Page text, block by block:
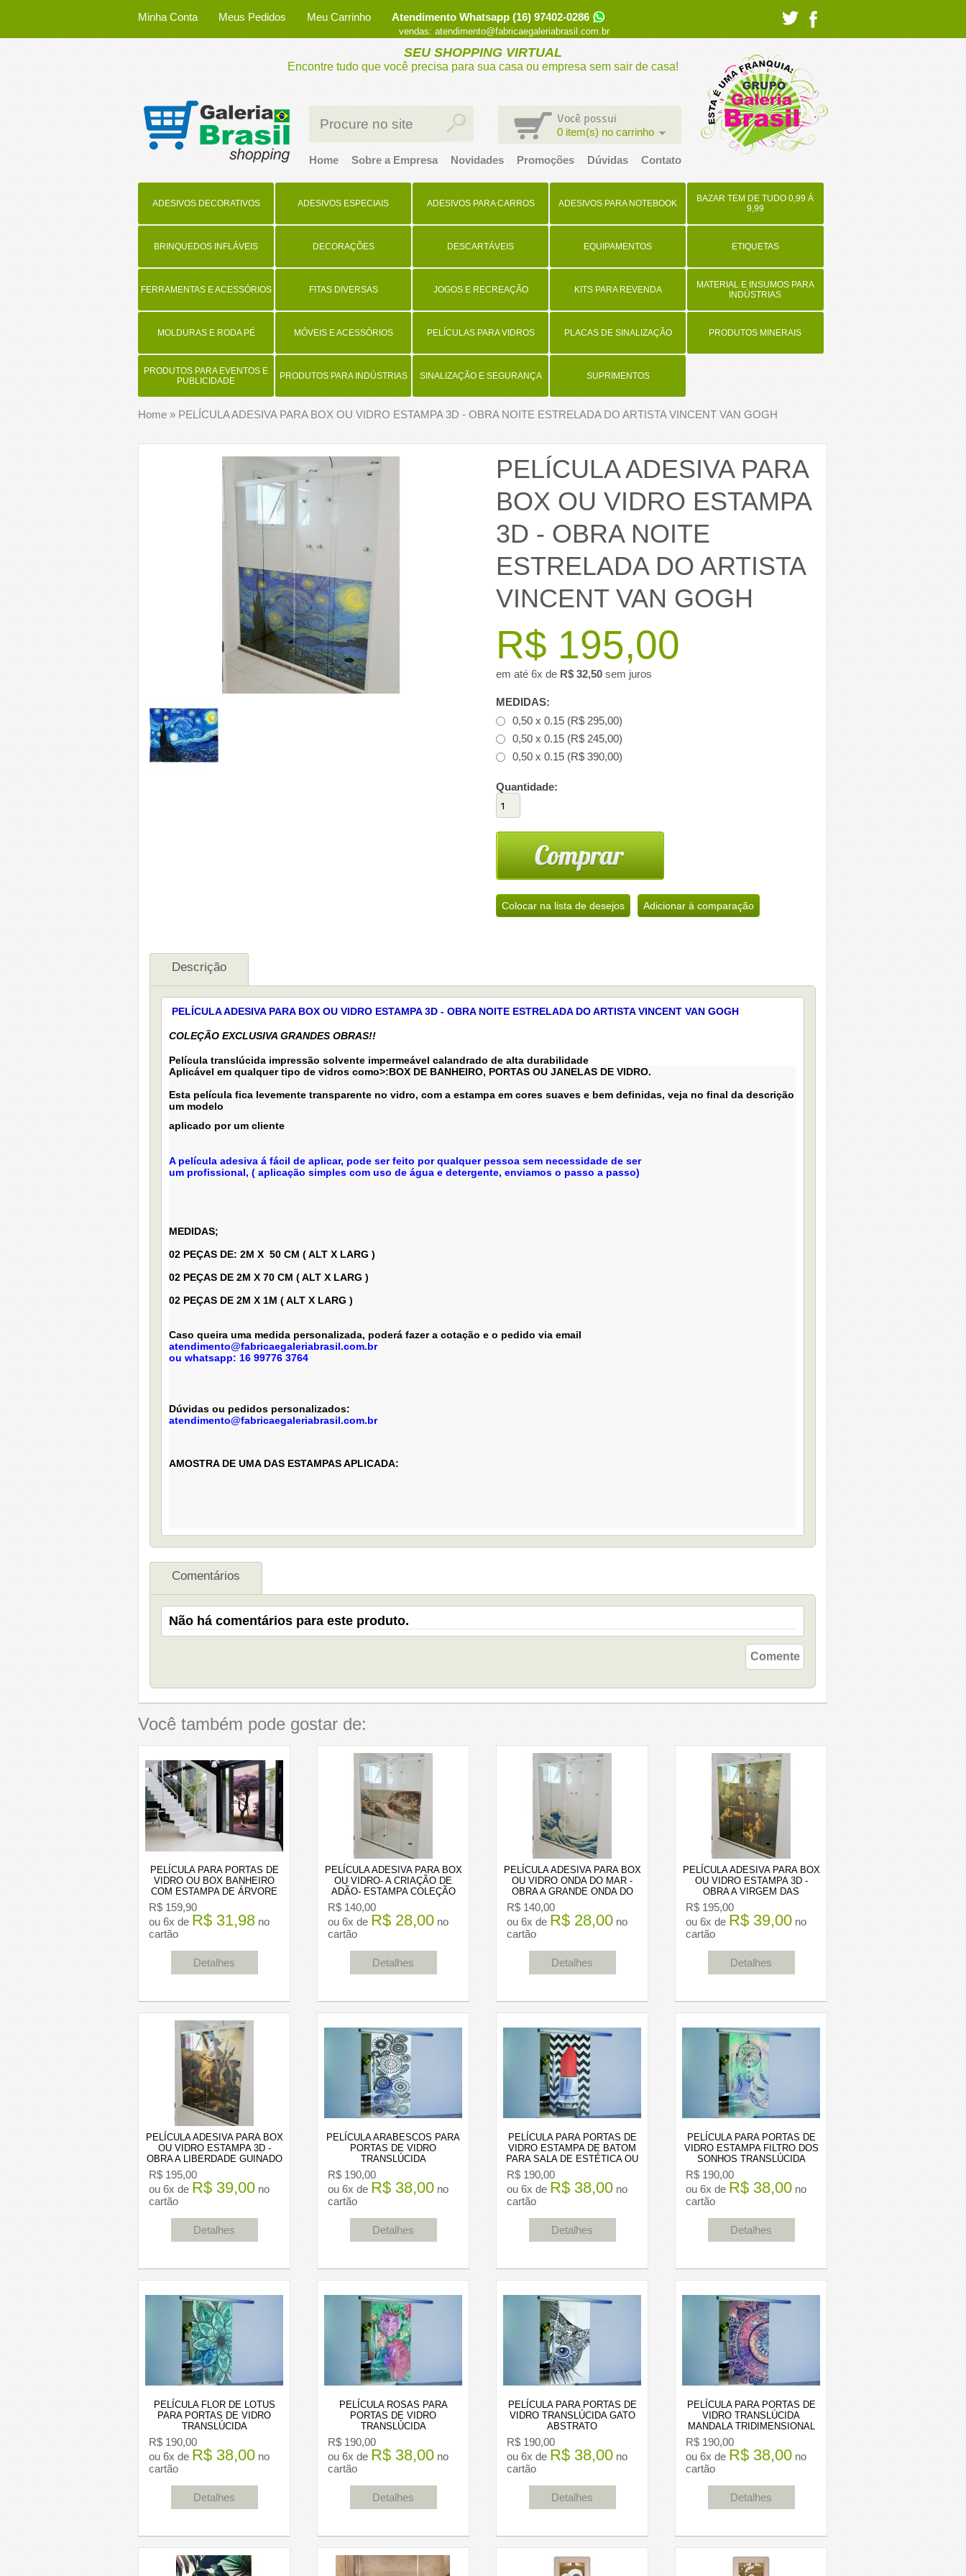
Minha Conta Meus Pedidos Meu Carrinho Atendimento Whatsapp (16) 97402-0286
vendas: atendimento@fabricaegaleriabrasil.com.br
SEU SHOPPING VIRTUAL
Encontre tudo que você precisa para sua casa ou empresa sem sair de casa!
Você possui
0 item(s) no carrinho
Home Sobre a Empresa Novidades Promoções Dúvidas Contato
ADESIVOS DECORATIVOS ADESIVOS ESPECIAIS ADESIVOS PARA CARROS ADESIVOS PARA NOTEBOOK
BAZAR TEM DE TUDO 0,99 Á
9,99
BRINQUEDOS INFLÁVEIS DECORAÇÕES DESCARTÁVEIS EQUIPAMENTOS ETIQUETAS
FERRAMENTAS E ACESSÓRIOS FITAS DIVERSAS JOGOS E RECREAÇÃO KITS PARA REVENDA
MATERIAL E INSUMOS PARA
INDÚSTRIAS
MOLDURAS E RODA PÉ MÓVEIS E ACESSÓRIOS PELÍCULAS PARA VIDROS PLACAS DE SINALIZAÇÃO PRODUTOS MINERAIS
PRODUTOS PARA EVENTOS E
PUBLICIDADE
PRODUTOS PARA INDÚSTRIAS SINALIZAÇÃO E SEGURANÇA SUPRIMENTOS
Home » PELÍCULA ADESIVA PARA BOX OU VIDRO ESTAMPA 3D - OBRA NOITE ESTRELADA DO ARTISTA VINCENT VAN GOGH
PELÍCULA ADESIVA PARA
BOX OU VIDRO ESTAMPA
3D - OBRA NOITE
ESTRELADA DO ARTISTA
VINCENT VAN GOGH
R$ 195,00
em até 6x de R$ 32,50 sem juros
MEDIDAS:
0,50 x 0.15 (R$ 295,00)
0,50 x 0.15 (R$ 245,00)
0,50 x 0.15 (R$ 390,00)
Quantidade:
Colocar na lista de desejos Adicionar à comparação
Descrição
PELÍCULA ADESIVA PARA BOX OU VIDRO ESTAMPA 3D - OBRA NOITE ESTRELADA DO ARTISTA VINCENT VAN GOGH
COLEÇÃO EXCLUSIVA GRANDES OBRAS!!
Película translúcida impressão solvente impermeável calandrado de alta durabilidade
Aplicável em qualquer tipo de vidros como>:BOX DE BANHEIRO, PORTAS OU JANELAS DE VIDRO.
Esta película fica levemente transparente no vidro, com a estampa em cores suaves e bem definidas, veja no final da descrição
um modelo
aplicado por um cliente
A película adesiva á fácil de aplicar, pode ser feito por qualquer pessoa sem necessidade de ser
um profissional, ( aplicação simples com uso de água e detergente, enviamos o passo a passo)
MEDIDAS;
02 PEÇAS DE: 2M X 50 CM ( ALT X LARG )
02 PEÇAS DE 2M X 70 CM ( ALT X LARG )
02 PEÇAS DE 2M X 1M ( ALT X LARG )
Caso queira uma medida personalizada, poderá fazer a cotação e o pedido via email
atendimento@fabricaegaleriabrasil.com.br
ou whatsapp: 16 99776 3764
Dúvidas ou pedidos personalizados:
atendimento@fabricaegaleriabrasil.com.br
AMOSTRA DE UMA DAS ESTAMPAS APLICADA:
Comentários
Não há comentários para este produto.
Comente
Você também pode gostar de:
PELÍCULA PARA PORTAS DE
VIDRO OU BOX BANHEIRO
COM ESTAMPA DE ÁRVORE
JAPONESA
R$ 159,90
ou 6x de R$ 31,98 no
cartão
Detalhes
PELÍCULA ADESIVA PARA BOX
OU VIDRO- A CRIAÇÃO DE
ADÃO- ESTAMPA COLEÇÃO
MICHELANGELO
R$ 140,00
ou 6x de R$ 28,00 no
cartão
Detalhes
PELÍCULA ADESIVA PARA BOX
OU VIDRO ONDA DO MAR -
OBRA A GRANDE ONDA DO
ARTISTA Katsushika Hokusai
R$ 140,00
ou 6x de R$ 28,00 no
cartão
Detalhes
PELÍCULA ADESIVA PARA BOX
OU VIDRO ESTAMPA 3D -
OBRA A VIRGEM DAS
ROCHAS DE LEONARDO DA
VINCI
R$ 195,00
ou 6x de R$ 39,00 no
cartão
Detalhes
PELÍCULA ADESIVA PARA BOX
OU VIDRO ESTAMPA 3D -
OBRA A LIBERDADE GUINADO
O POVO DO ARTISTA EUGENE
DELACROIX
R$ 195,00
ou 6x de R$ 39,00 no
cartão
Detalhes
PELÍCULA ARABESCOS PARA
PORTAS DE VIDRO
TRANSLÚCIDA
R$ 190,00
ou 6x de R$ 38,00 no
cartão
Detalhes
PELÍCULA PARA PORTAS DE
VIDRO ESTAMPA DE BATOM
PARA SALA DE ESTÉTICA OU
R$ 190,00
ou 6x de R$ 38,00 no
cartão
Detalhes
PELÍCULA PARA PORTAS DE
VIDRO ESTAMPA FILTRO DOS
SONHOS TRANSLÚCIDA
R$ 190,00
ou 6x de R$ 38,00 no
cartão
Detalhes
PELÍCULA FLOR DE LOTUS
PARA PORTAS DE VIDRO
TRANSLÚCIDA
R$ 190,00
ou 6x de R$ 38,00 no
cartão
Detalhes
PELÍCULA ROSAS PARA
PORTAS DE VIDRO
TRANSLÚCIDA
R$ 190,00
ou 6x de R$ 38,00 no
cartão
Detalhes
PELÍCULA PARA PORTAS DE
VIDRO TRANSLÚCIDA GATO
ABSTRATO
R$ 190,00
ou 6x de R$ 38,00 no
cartão
Detalhes
PELÍCULA PARA PORTAS DE
VIDRO TRANSLÚCIDA
MANDALA TRIDIMENSIONAL
R$ 190,00
ou 6x de R$ 38,00 no
cartão
Detalhes